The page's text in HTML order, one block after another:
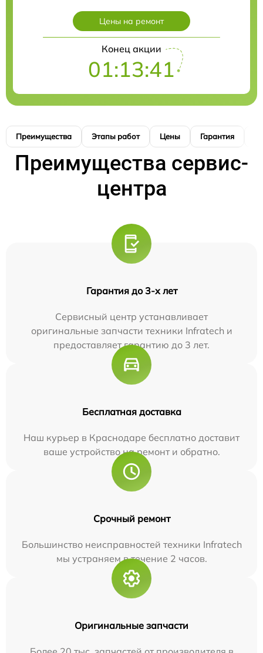
Цены на ремонт
Конец акции
01:13:40
Преимущества Этапы работ Цены Гарантия
Преимущества сервис-
центра
Гарантия до 3-х лет
Сервисный центр устанавливает
оригинальные запчасти техники Infratech и
предоставляет гарантию до 3 лет.
Бесплатная доставка
Наш курьер в Краснодаре бесплатно доставит
ваше устройство на ремонт и обратно.
Срочный ремонт
Большинство неисправностей техники Infratech
мы устраняем в течение 2 часов.
Оригинальные запчасти